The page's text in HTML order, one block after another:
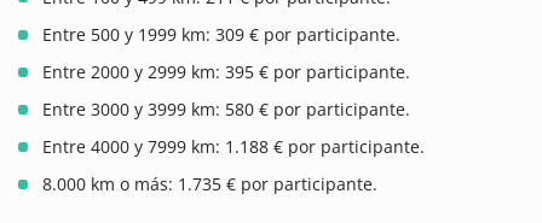
Entre 500 y 1999 km: 309 € por participante.
Entre 2000 y 2999 km: 395 € por participante.
Entre 3000 y 3999 km: 580 € por participante.
Entre 4000 y 7999 km: 1.188 € por participante.
8.000 km o más: 1.735 € por participante.